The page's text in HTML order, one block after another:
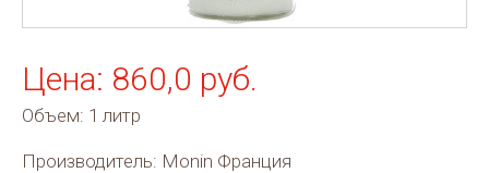
Цена: 860,0 руб.
Объем: 1 литр
Производитель: Monin Франция